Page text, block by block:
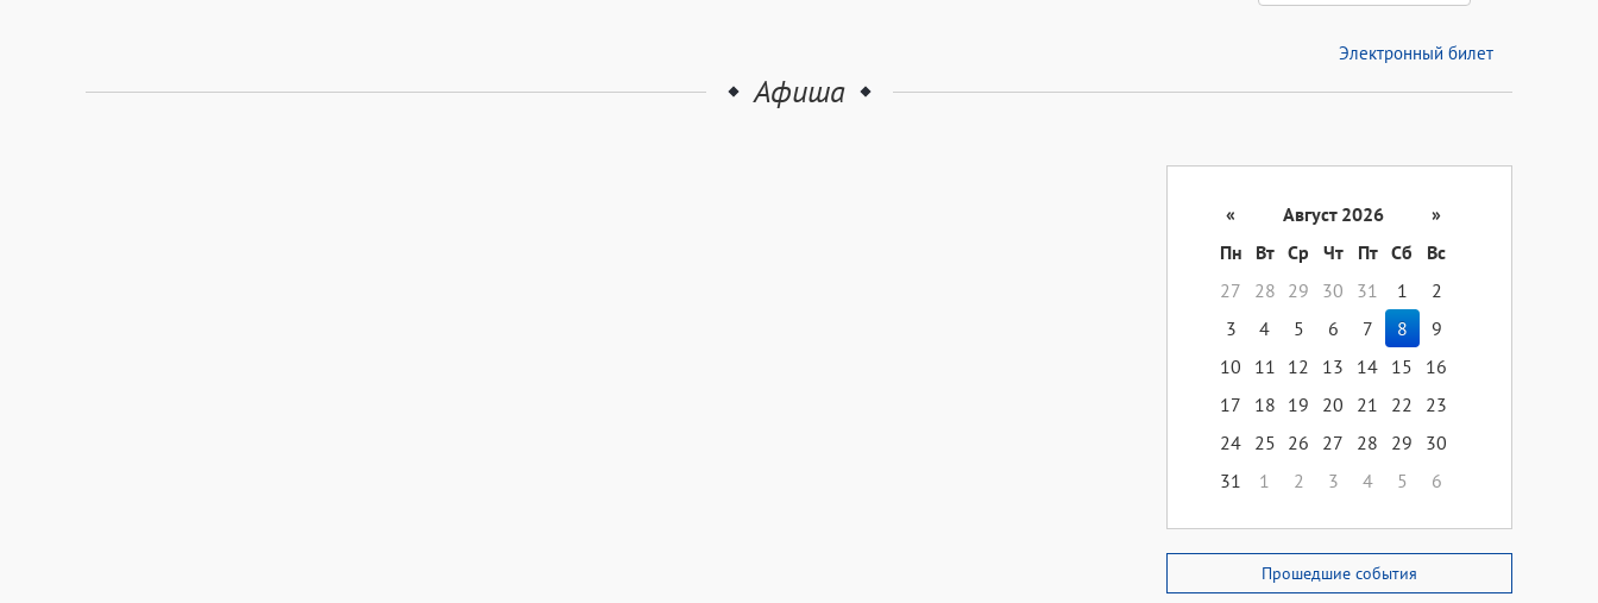
Электронный билет
Афиша
« Август 2026
»
Пн
Вт Ср Чт Пт Сб
Вс
27
28 29 30 31 1
2
3
4 5 6 7 8
9
10
11 12 13 14 15
16
17
18 19 20 21 22
23
24 25 26 27 28 29
30
31
1 2 3 4 5 6
Прошедшие события